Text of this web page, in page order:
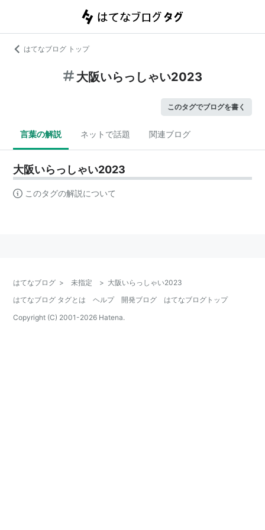
はてなブログ トップ
大阪いらっしゃい2023
このタグでブログを書く
言葉の解説 ネットで話題 関連ブログ
大阪いらっしゃい2023
このタグの解説について
はてなブログ > 未指定 > 大阪いらっしゃい2023
はてなブログ タグとは
ヘルプ 開発ブログ
はてなブログトップ
Copyright (C) 2001-2026 Hatena.